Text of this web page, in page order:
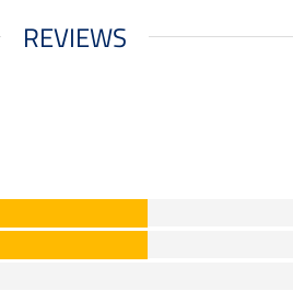
REVIEWS